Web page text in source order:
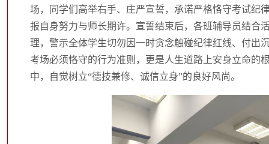
场，同学们高举右手、庄严宣誓，承诺严格恪守考试纪
报自身努力与师长期许。宣誓结束后，各班辅导员结合
理，警示全体学生切勿因一时贪念触碰纪律红线、付出
考场必须恪守的行为准则，更是人生道路上安身立命的
中，自觉树立“德技兼修、诚信立身”的良好风尚。